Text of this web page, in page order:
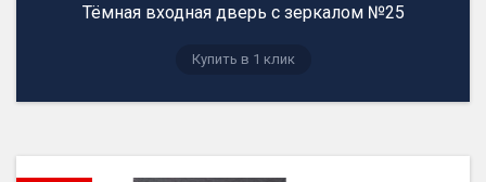
Тёмная входная дверь с зеркалом №25
Купить в 1 клик